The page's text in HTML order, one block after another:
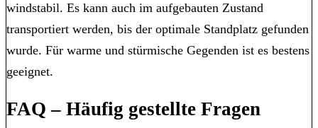
windstabil. Es kann auch im aufgebauten Zustand
transportiert werden, bis der optimale Standplatz gefunden
wurde. Für warme und stürmische Gegenden ist es bestens
geeignet.
FAQ – Häufig gestellte Fragen